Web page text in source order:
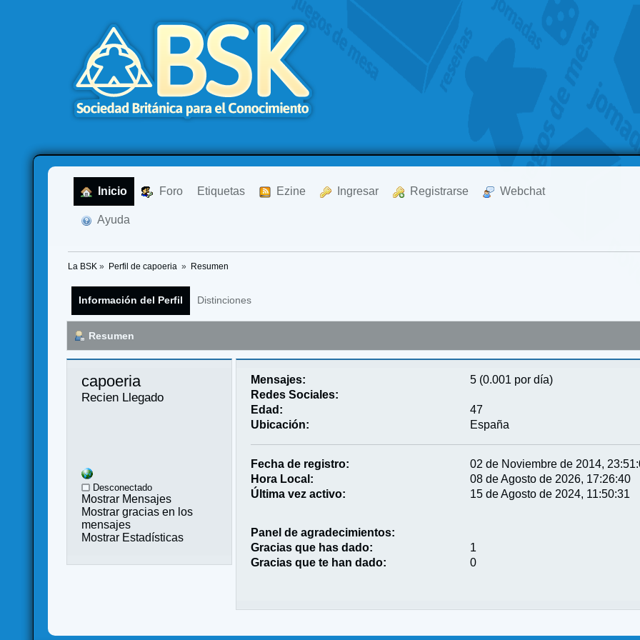
Inicio Foro Etiquetas Ezine Ingresar Registrarse Webchat
Ayuda
La BSK » Perfil de capoeria » Resumen
Información del Perfil Distinciones
Resumen
capoeria
Recien Llegado
Desconectado
Mostrar Mensajes
Mostrar gracias en los
mensajes
Mostrar Estadísticas
Mensajes:
5 (0.001 por día)
Redes Sociales:
Edad:
47
Ubicación:
España
Fecha de registro:
02 de Noviembre de 2014,
Hora Local:
08 de Agosto de 2026, 17:26:40
Última vez activo:
15 de Agosto de 2024, 11:50:31
Panel de agradecimientos:
Gracias que has dado:
1
Gracias que te han dado:
0